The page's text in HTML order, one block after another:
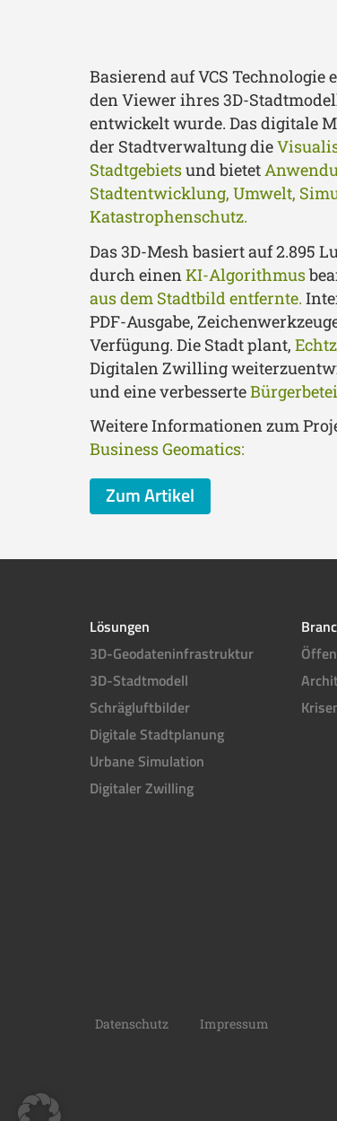
Basierend auf VCS
den Viewer ihres 3D-
entwickelt wurde. Das digitale
der Stadtverwaltung die
Stadtgebietsund bietet
Stadtentwicklung, Umwelt,
Katastrophenschutz.
Das 3D-Mesh basiert auf 2.895
durch einen KI-Algorithmus
aus dem Stadtbild entfernte.
PDF-Ausgabe,
Verfügung. Die Stadt plant,
Digitalen Zwilling
und eine verbesserte
Weitere Informationen zum
Business Geomatics:
Zum Artikel
Lösungen
3D-Geodateninfrastruktur
3D-Stadtmodell
Schrägluftbilder
Digitale Stadtplanung
Urbane Simulation
Digitaler Zwilling
Datenschutz Impressum